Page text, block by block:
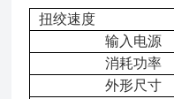
扭绞速度
输入电源
消耗功率
外形尺寸